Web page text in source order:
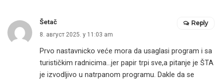
Šetač
8. август 2025. у 11:03 am
Prvo nastavnicko veće mora da usaglasi program i sa
turističkim radnicima…jer papir trpi sve,a pitanje je ŠTA
je izvodljivo u natrpanom programu. Dakle da se
Reply